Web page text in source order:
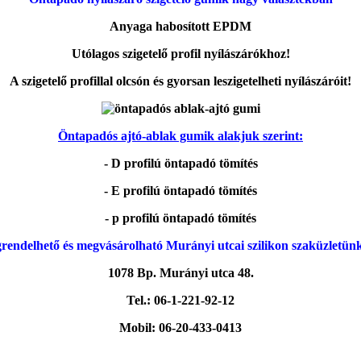
Anyaga habosított EPDM
Utólagos szigetelő profil nyílászárókhoz!
A szigetelő profillal olcsón és gyorsan leszigetelheti nyílászáróit!
Öntapadós ajtó-ablak gumik alakjuk szerint:
- D profilú öntapadó tömítés
- E profilú öntapadó tömítés
- p profilú öntapadó tömítés
és megvásárolható Murányi utcai szilikon
1078 Bp. Murányi utca 48.
Tel.: 06-1-221-92-12
Mobil: 06-20-433-0413